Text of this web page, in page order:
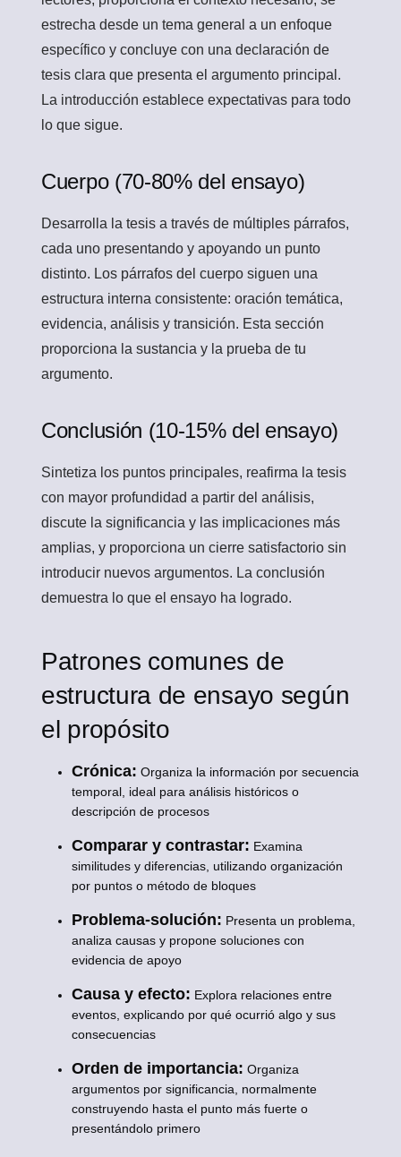
estrecha desde un tema general a un enfoque
específico y concluye con una declaración de
tesis clara que presenta el argumento principal.
La introducción establece expectativas para todo
lo que sigue.
Cuerpo (70-80% del ensayo)
Desarrolla la tesis a través de múltiples párrafos,
cada uno presentando y apoyando un punto
distinto. Los párrafos del cuerpo siguen una
estructura interna consistente: oración temática,
evidencia, análisis y transición. Esta sección
proporciona la sustancia y la prueba de tu
argumento.
Conclusión (10-15% del ensayo)
Sintetiza los puntos principales, reafirma la tesis
con mayor profundidad a partir del análisis,
discute la significancia y las implicaciones más
amplias, y proporciona un cierre satisfactorio sin
introducir nuevos argumentos. La conclusión
demuestra lo que el ensayo ha logrado.
Patrones comunes de
estructura de ensayo según
el propósito
Crónica: Organiza la información por secuencia
temporal, ideal para análisis históricos o
descripción de procesos
Comparar y contrastar: Examina
similitudes y diferencias, utilizando organización
por puntos o método de bloques
Problema-solución: Presenta un problema,
analiza causas y propone soluciones con
evidencia de apoyo
Causa y efecto: Explora relaciones entre
eventos, explicando por qué ocurrió algo y sus
consecuencias
Orden de importancia: Organiza
argumentos por significancia, normalmente
construyendo hasta el punto más fuerte o
presentándolo primero